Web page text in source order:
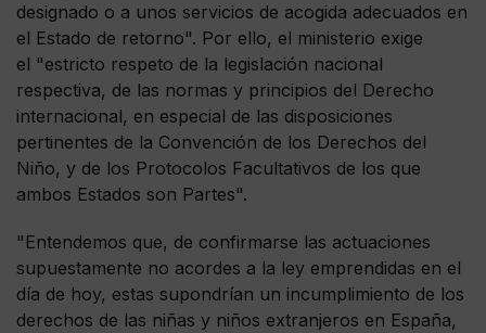
designado o a unos servicios de acogida adecuados en
el Estado de retorno". Por ello, el ministerio exige
el "estricto respeto de la legislación nacional
respectiva, de las normas y principios del Derecho
internacional, en especial de las disposiciones
pertinentes de la Convención de los Derechos del
Niño, y de los Protocolos Facultativos de los que
ambos Estados son Partes".
"Entendemos que, de confirmarse las actuaciones
supuestamente no acordes a la ley emprendidas en el
día de hoy, estas supondrían un incumplimiento de los
derechos de las niñas y niños extranjeros en España,